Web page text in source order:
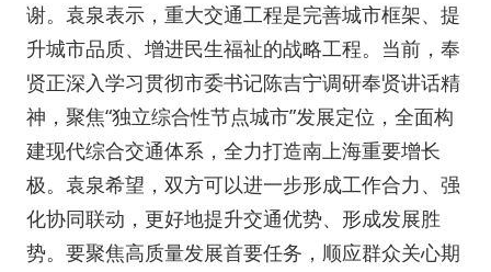
谢。袁泉表示，重大交通工程是完善城市框架、提
升城市品质、增进民生福祉的战略工程。当前，奉
贤正深入学习贯彻市委书记陈吉宁调研奉贤讲话精
神，聚焦“独立综合性节点城市”发展定位，全面构
建现代综合交通体系，全力打造南上海重要增长
极。袁泉希望，双方可以进一步形成工作合力、强
化协同联动，更好地提升交通优势、形成发展胜
势。要聚焦高质量发展首要任务，顺应群众关心期